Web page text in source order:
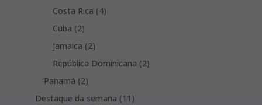
product
Costa Rica 44
Cuba 22
products
Jamaica 22
products
República Dominicana 22
Panamá 22
Destaque da semana 11 11